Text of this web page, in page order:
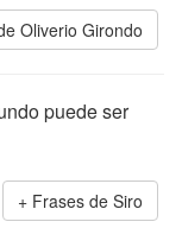
Oliverio Girondo
puede ser
Frases de Siro